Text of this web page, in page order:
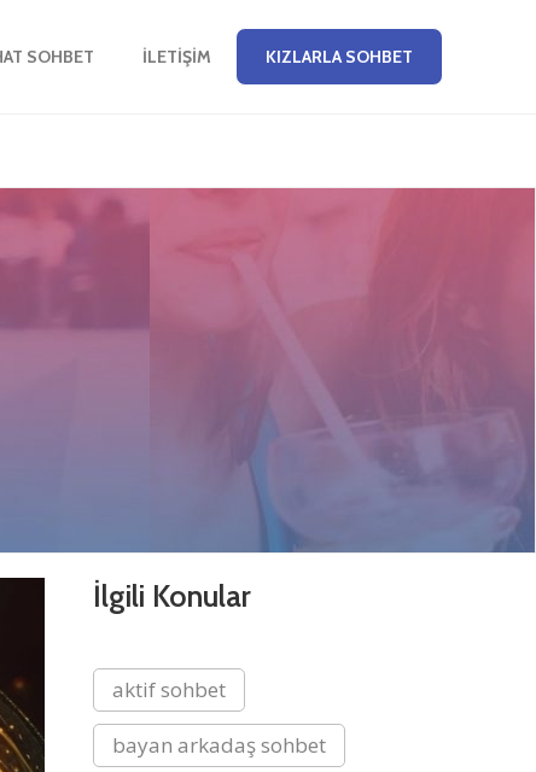
SOHBET İLETIŞIM KIZLARLA SOHBET
İlgili Konular
aktif sohbet
bayan arkadaş sohbet